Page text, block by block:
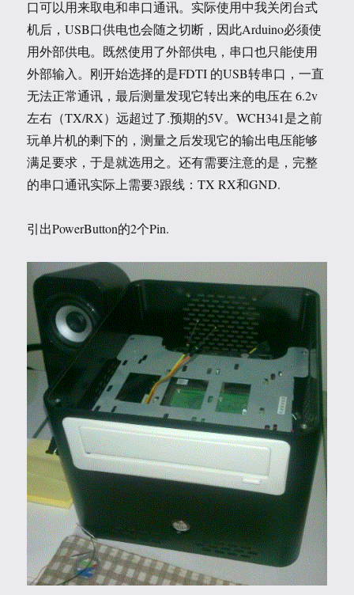
口可以用来取电和串口通讯。实际使用中我关闭台式
机后，USB口供电也会随之切断，因此Arduino必须使
用外部供电。既然使用了外部供电，串口也只能使用
外部输入。刚开始选择的是FDTI 的USB转串口，一直
无法正常通讯，最后测量发现它转出来的电压在 6.2v
左右（TX/RX）远超过了.预期的5V。WCH341是之前
玩单片机的剩下的，测量之后发现它的输出电压能够
满足要求，于是就选用之。还有需要注意的是，完整
的串口通讯实际上需要3跟线：TX RX和GND.
引出PowerButton的2个Pin.